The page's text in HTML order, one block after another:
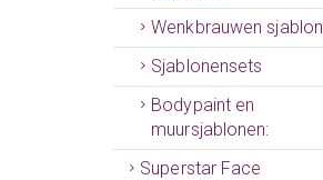
Wenkbrauwen
Sjablonensets
Bodypaint en
muursjablonen:
Superstar Face